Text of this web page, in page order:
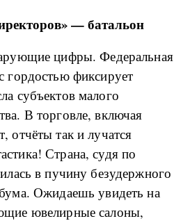
— батальон
цифры. Федеральная
гордостью фиксирует
субъектов малого
В торговле, включая
отчёты так и лучатся
Страна, судя по
в пучину безудержного
Ожидаешь увидеть на
ювелирные салоны,